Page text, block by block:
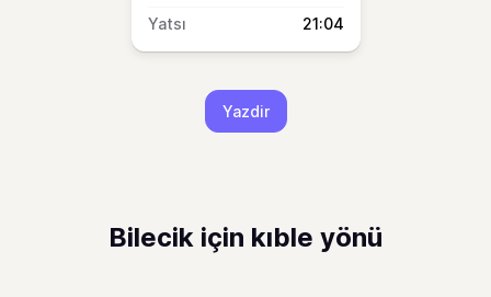
21:04
Yazdir
Bilecik için kıble yönü